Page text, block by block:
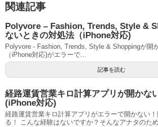
関連記事
Polyvore – Fashion, Trends, Style &
ないときの対処法（iPhone対応)
Polyvore - Fashion, Trends, Style & Shoppingが開
（iPhone対応)がエラーで...
記事を読む
経路運賃営業キロ計算アプリが開かな
(iPhone対応)
経路運賃営業キロ計算アプリがエラーで開かない
る！ こんな経験はないですか？そんなアナタのた